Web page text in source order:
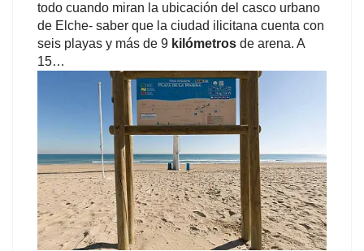
todo cuando miran la ubicación del casco urbano
de Elche- saber que la ciudad ilicitana cuenta con
seis playas y más de 9 kilómetros de arena. A
15…